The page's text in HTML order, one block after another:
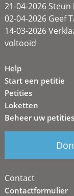
21-04-2026
02-04-2026 Geef
14-03-2026
voltooid
Help
Start een petitie
Petities
Loketten
Beheer uw petities
Contact
Contactformulier